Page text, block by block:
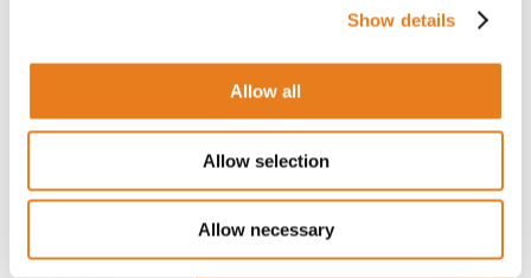
Show details
Allow all
Allow selection
Allow necessary
331021 | Ekselans
PER IL PREZZO EFFETTUA IL LOGIN